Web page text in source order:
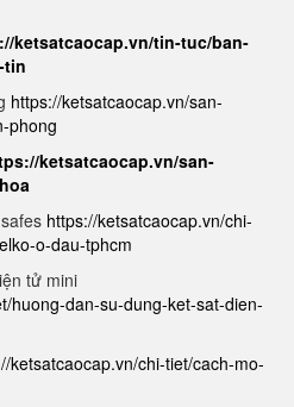
ketsatcaocap.vn/tin-tuc/ban-
tin
https://ketsatcaocap.vn/san-
phong
ketsatcaocap.vn/san-
https://ketsatcaocap.vn/chi-
o-dau-tphcm
tử mini
huong-dan-su-dung-ket-sat-dien-
ketsatcaocap.vn/chi-tiet/cach-mo-